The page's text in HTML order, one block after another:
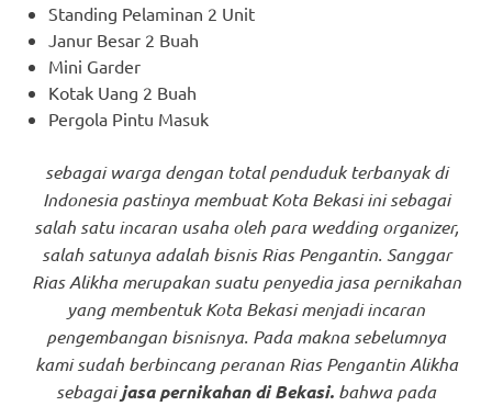
Standing Pelaminan 2 Unit
Janur Besar 2 Buah
Mini Garder
Kotak Uang 2 Buah
Pergola Pintu Masuk
sebagai warga dengan total penduduk terbanyak di
Indonesia pastinya membuat Kota Bekasi ini sebagai
salah satu incaran usaha oleh para wedding organizer,
salah satunya adalah bisnis Rias Pengantin. Sanggar
Rias Alikha merupakan suatu penyedia jasa pernikahan
yang membentuk Kota Bekasi menjadi incaran
pengembangan bisnisnya. Pada makna sebelumnya
kami sudah berbincang peranan Rias Pengantin Alikha
sebagaijasa pernikahan di Bekasi. bahwa pada